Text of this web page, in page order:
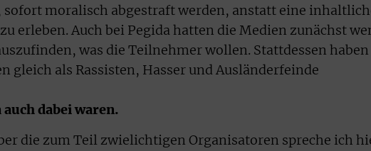
moralisch abgestraft werden, anstatt eine
erleben. Auch bei Pegida hatten die Medien zunächst
was die Teilnehmer wollen. Stattdessen haben
gleich als Rassisten, Hasser und Ausländerfeinde
dabei waren.
die zum Teil zwielichtigen Organisatoren spreche ich